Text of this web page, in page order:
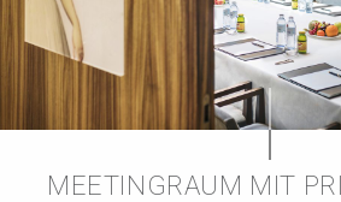
MEETINGRAUM MIT